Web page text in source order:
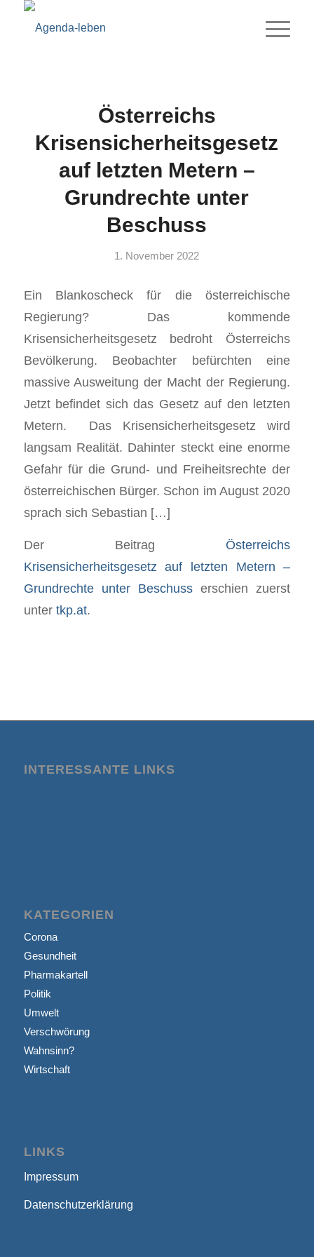
Österreichs
Krisensicherheitsgesetz
auf letzten Metern –
Grundrechte unter
Beschuss
1. November 2022
Ein Blankoscheck für die österreichische
Regierung? Das kommende
Krisensicherheitsgesetz bedroht Österreichs
Bevölkerung. Beobachter befürchten eine
massive Ausweitung der Macht der Regierung.
Jetzt befindet sich das Gesetz auf den letzten
Metern. Das Krisensicherheitsgesetz wird
langsam Realität. Dahinter steckt eine enorme
Gefahr für die Grund- und Freiheitsrechte der
österreichischen Bürger. Schon im August 2020
sprach sich Sebastian […]
Der Beitrag Österreichs
Krisensicherheitsgesetz auf letzten Metern –
Grundrechte unter Beschuss erschien zuerst
unter tkp.at.
INTERESSANTE LINKS
KATEGORIEN
Corona
Gesundheit
Pharmakartell
Politik
Umwelt
Verschwörung
Wahnsinn?
Wirtschaft
LINKS
Impressum
Datenschutzerklärung